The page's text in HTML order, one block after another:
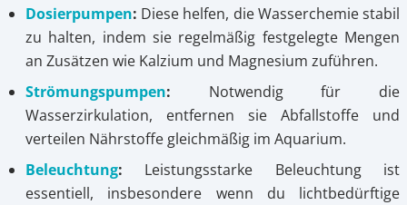
Dosierpumpen: Diese helfen, die Wasserchemie stabil
zu halten, indem sie regelmäßig festgelegte Mengen
an Zusätzen wie Kalzium und Magnesium zuführen.
Strömungspumpen: Notwendig für die
Wasserzirkulation, entfernen sie Abfallstoffe und
verteilen Nährstoffe gleichmäßig im Aquarium.
Beleuchtung: Leistungsstarke Beleuchtung ist
essentiell, insbesondere wenn du lichtbedürftige